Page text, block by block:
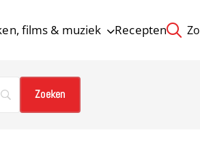
films & muziek Recepten